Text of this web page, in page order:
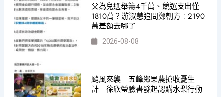
父為兒選舉籌4千萬、競選支出僅
1810萬？游淑慧追問鄭朝方：2190
萬差額去哪了
2026-08-08
颱風來襲 五峰鄉果農搶收憂生
計 徐欣瑩臉書發起認購水梨行動